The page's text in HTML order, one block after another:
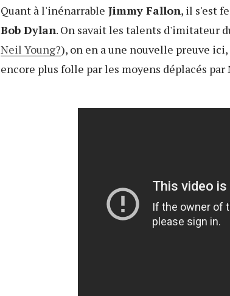
Quant à l'inénarrable Jimmy Fallon, il s'est
Bob Dylan. On savait les talents d'imitateur
Neil Young?), on en a une nouvelle preuve
encore plus folle par les moyens déplacés